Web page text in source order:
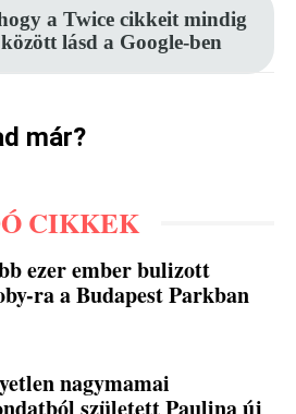
a Twice cikkeit mindig
lásd a Google-ben
már?
CIKKEK
ezer ember bulizott
ra a Budapest Parkban
nagymamai
született Paulina új